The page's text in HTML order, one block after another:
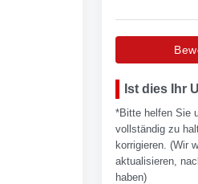
Ist dies Ihr
*Bitte helfen Sie
vollständig zu
korrigieren. (Wir
aktualisieren,
haben)